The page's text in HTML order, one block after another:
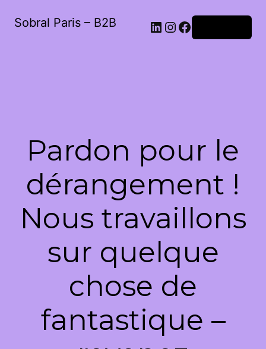
Sobral Paris – B2B LinkedIn
Instagram
Facebook
Pardon pour le
dérangement !
Nous travaillons
sur quelque
chose de
fantastique –